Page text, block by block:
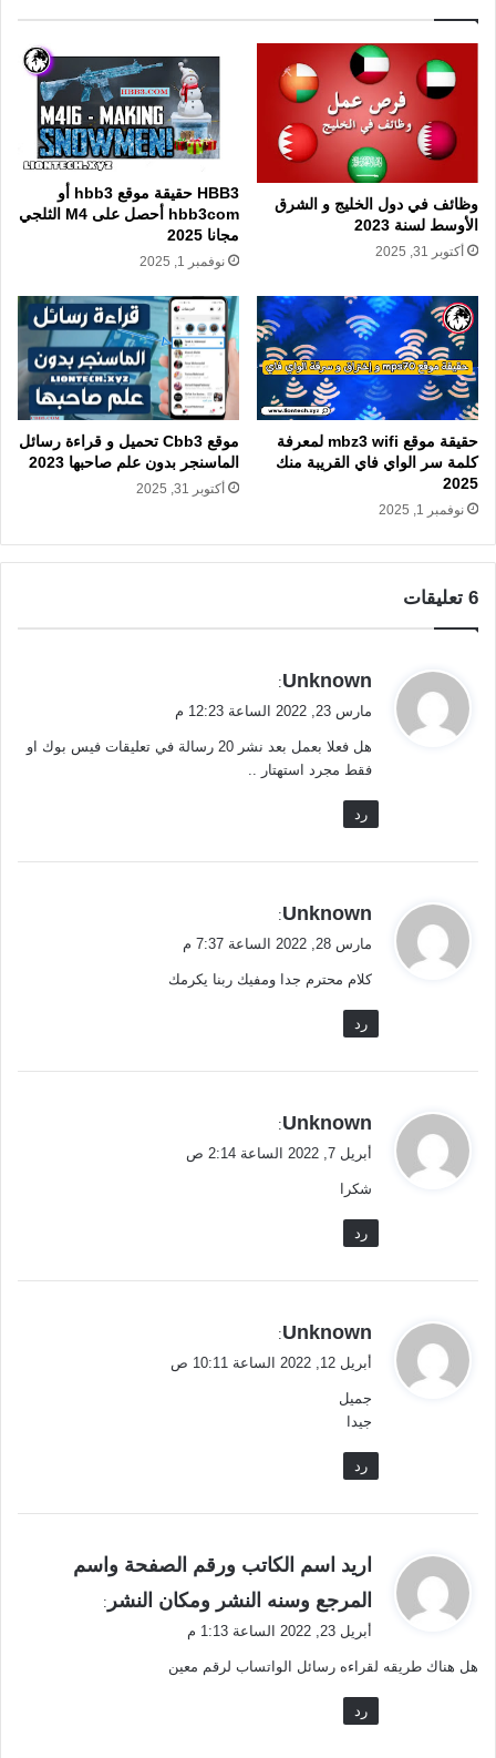
وظائف في دول الخليج و الشرق
الأوسط لسنة 2023
أكتوبر 31, 2025
HBB3 حقيقة موقع hbb3 أو
hbb3com أحصل على M4 الثلجي
مجانا 2025
نوفمبر 1, 2025
حقيقة موقع mbz3 wifi لمعرفة
كلمة سر الواي فاي القريبة منك
2025
نوفمبر 1, 2025
موقع Cbb3 تحميل و قراءة رسائل
الماسنجر بدون علم صاحبها 2023
أكتوبر 31, 2025
‫6 تعليقات
ي
ل
Unknown
:
مارس 23, 2022 الساعة 12:23 م
هل فعلا بعمل بعد نشر 20 رسالة في تعليقات فيس بوك او
فقط مجرد استهتار ..
رد
ي
ل
Unknown
:
مارس 28, 2022 الساعة 7:37 م
كلام محترم جدا ومفيك ربنا يكرمك
رد
ي
ق
ل
Unknown
:
أبريل 7, 2022 الساعة 2:14 ص
شكرا
رد
ي
ق
ل
Unknown
:
أبريل 12, 2022 الساعة 10:11 ص
جميل
جيدا
رد
ي
و
ل
اريد اسم الكاتب ورقم الصفحة واسم
المرجع وسنه النشر ومكان النشر :
أبريل 23, 2022 الساعة 1:13 م
هل هناك طريقه لقراءه رسائل الواتساب لرقم معين
رد